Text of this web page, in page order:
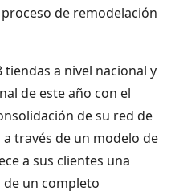
de remodelación
a nivel nacional y
de este año con el
de su red de
través de un modelo de
a sus clientes una
de un completo